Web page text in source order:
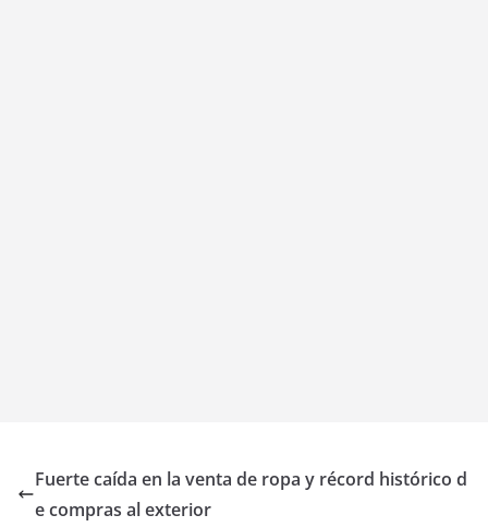
Fuerte caída en la venta de ropa y récord histórico d
e compras al exterior